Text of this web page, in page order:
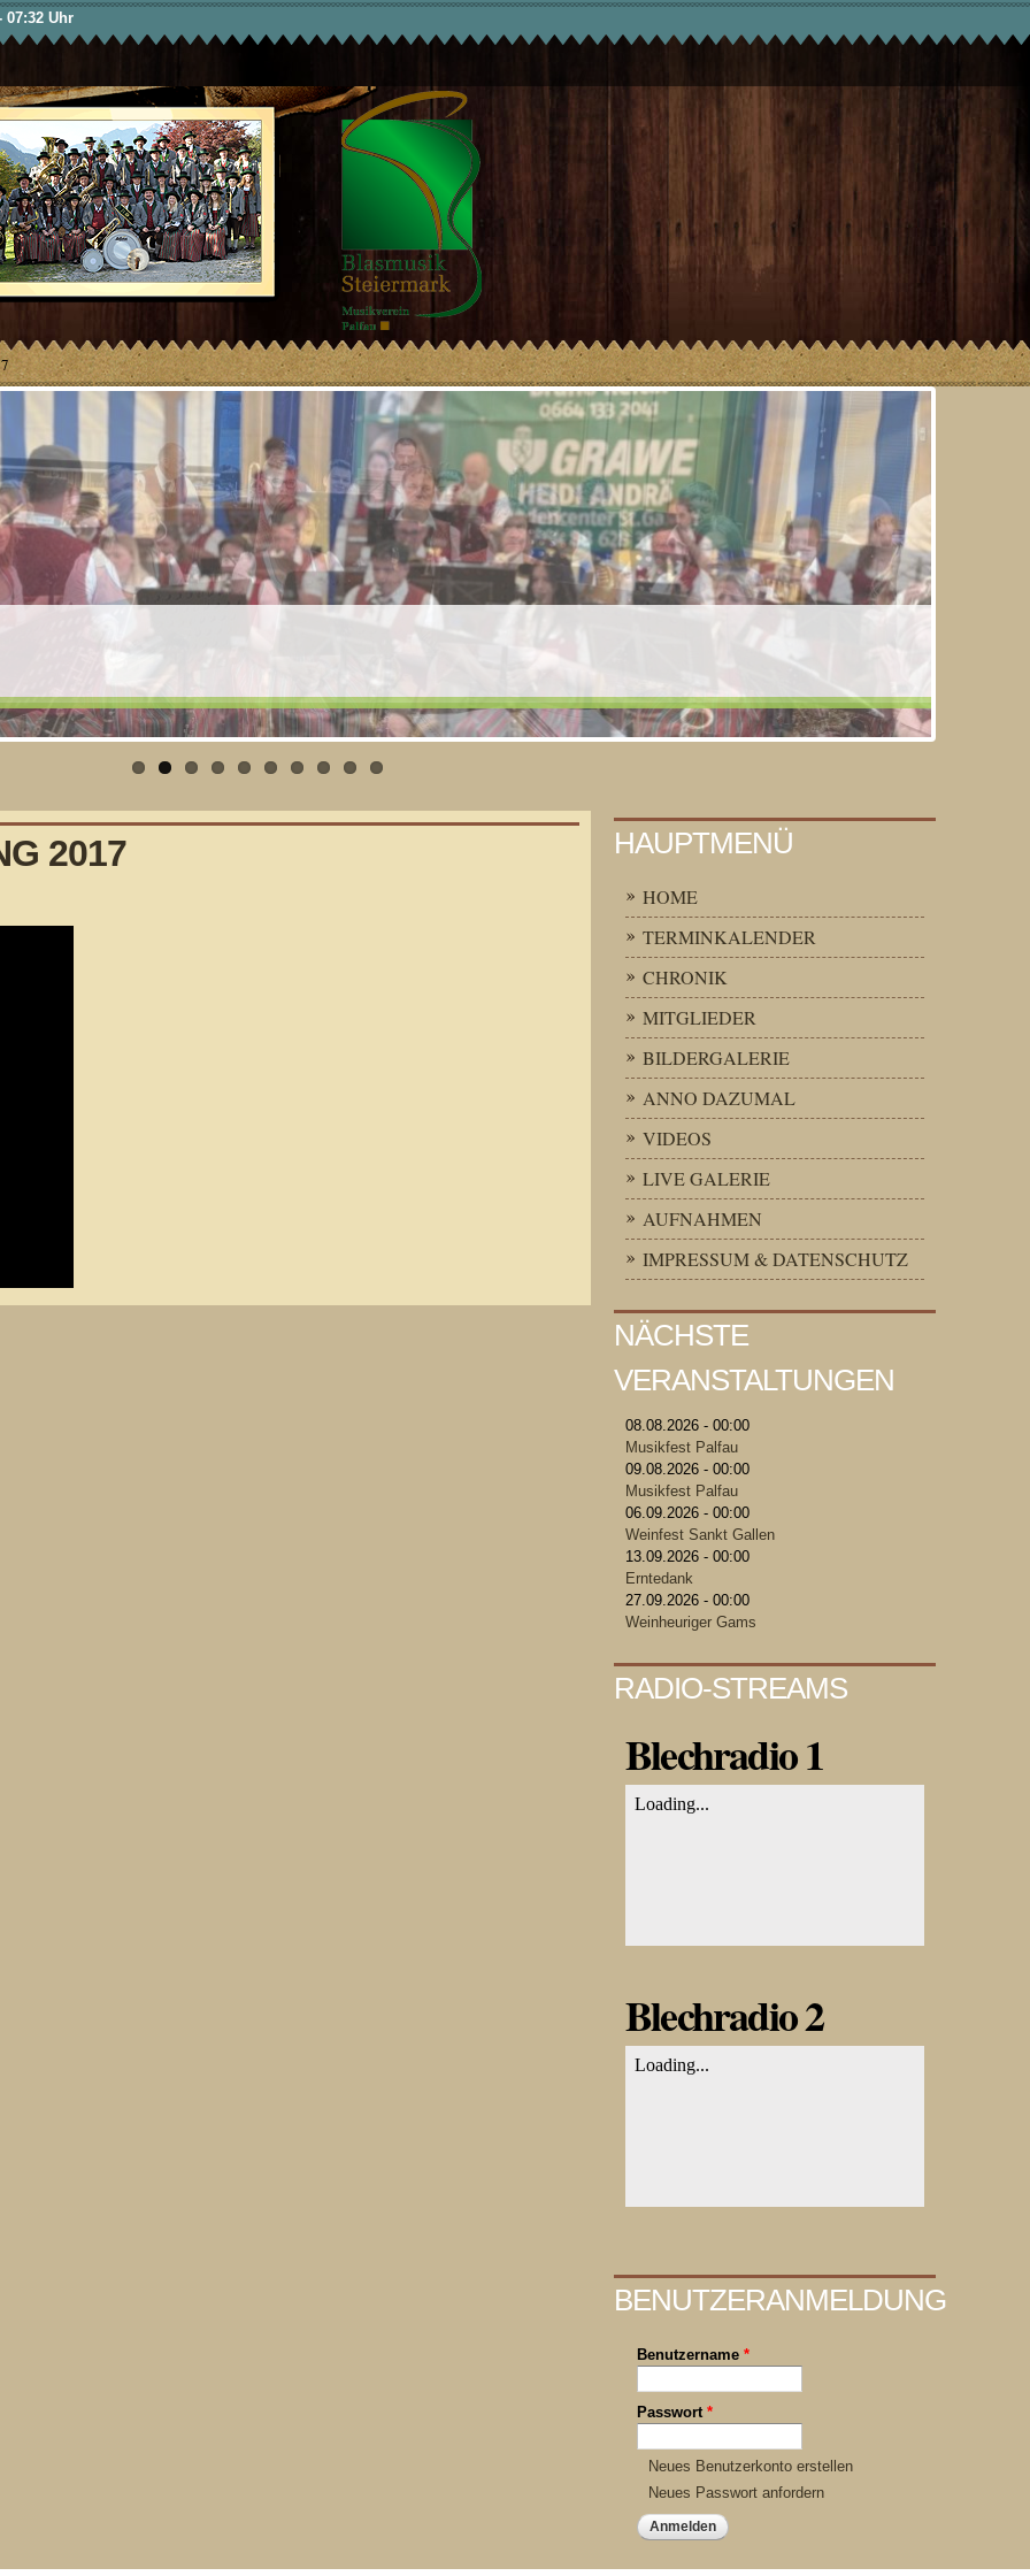
Inhalt
07:32 Uhr
2017 HAUPTMENÜ
HOME
TERMINKALENDER
CHRONIK
MITGLIEDER
BILDERGALERIE
ANNO DAZUMAL
VIDEOS
LIVE GALERIE
AUFNAHMEN
IMPRESSUM & DATENSCHUTZ
NÄCHSTE
VERANSTALTUNGEN
08.08.2026 - 00:00
Musikfest Palfau
09.08.2026 - 00:00
Musikfest Palfau
06.09.2026 - 00:00
Weinfest Sankt Gallen
13.09.2026 - 00:00
Erntedank
27.09.2026 - 00:00
Weinheuriger Gams
RADIO-STREAMS
Blechradio 1
Blechradio 2
BENUTZERANMELDUNG
Benutzername *
Passwort *
Neues Benutzerkonto erstellen
Neues Passwort anfordern